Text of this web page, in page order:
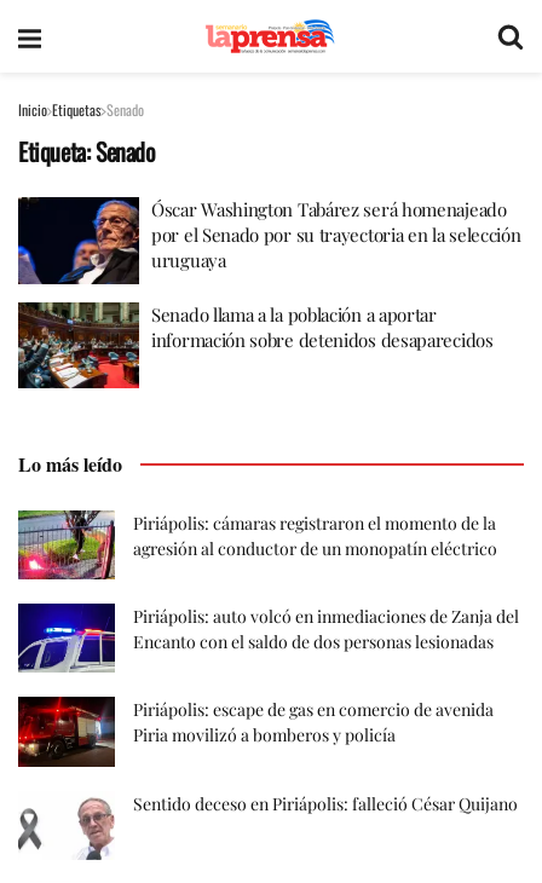
Inicio Etiquetas Senado
Etiqueta:Senado
Óscar Washington Tabárez será homenajeado
por el Senado por su trayectoria en la selección
uruguaya
Senado llama a la población a aportar
información sobre detenidos desaparecidos
Lo más leído
Piriápolis: cámaras registraron el momento de la
agresión al conductor de un monopatín eléctrico
Piriápolis: auto volcó en inmediaciones de Zanja del
Encanto con el saldo de dos personas lesionadas
Piriápolis: escape de gas en comercio de avenida
Piria movilizó a bomberos y policía
Sentido deceso en Piriápolis: falleció César Quijano